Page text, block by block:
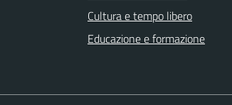
Cultura e tempo libero
Educazione e formazione